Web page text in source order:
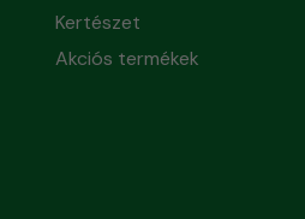
Kertészet
Akciós termékek